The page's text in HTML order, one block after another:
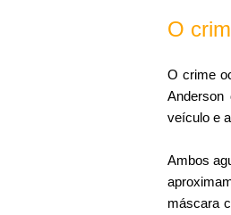
O
O crime
Anderson
veículo e
Ambos
máscara